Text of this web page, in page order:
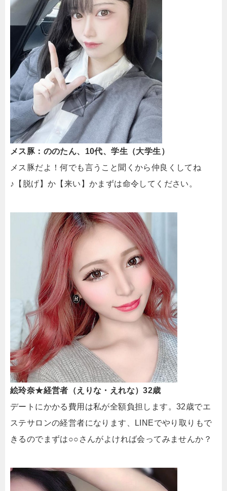
メス豚：ののたん、10代、学生（大学生）
メス豚だよ！何でも言うこと聞くから仲良くしてね
♪【脱げ】か【来い】かまずは命令してください。
絵玲奈★経営者（えりな・えれな）32歳
デートにかかる費用は私が全額負担します。32歳でエ
ステサロンの経営者になります、LINEでやり取りもで
きるのでまずは○○さんがよければ会ってみませんか？